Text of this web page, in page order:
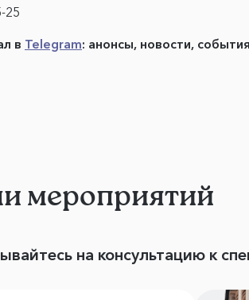
25
в Telegram: анонсы, новости,
мероприятий
на консультацию к